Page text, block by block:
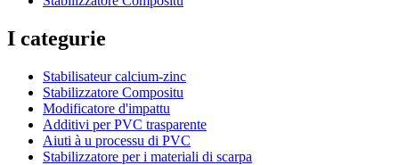
I categurie
Stabilisateur calcium-zinc
Stabilizzatore Compositu
Modificatore d'impattu
Additivi per PVC trasparente
Aiuti à u processu di PVC
Stabilizzatore per i materiali di scarpa